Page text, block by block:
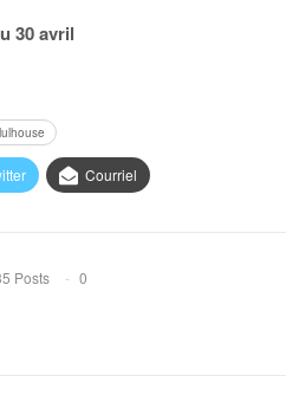
30 avril
Courriel
Posts
0